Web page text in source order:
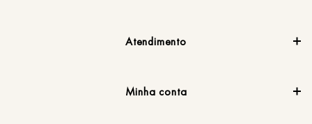
Atendimento
Minha conta